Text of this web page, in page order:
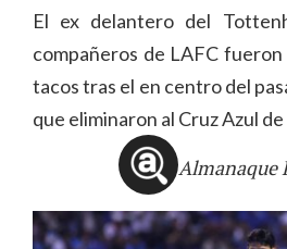
El ex delantero del
compañeros de LAFC
tacos tras el en centro del
que eliminaron al Cruz Azul
Almanaque